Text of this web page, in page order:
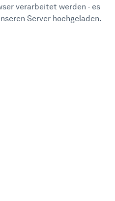
verarbeitet werden - es
Server hochgeladen.